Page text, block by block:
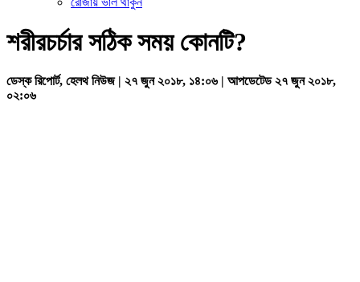
শরীরচর্চার সঠিক সময় কোনটি?
ডেস্ক রিপোর্ট, হেলথ নিউজ | ২৭ জুন ২০১৮, ১৪:০৬ | আপডেটেড ২৭ জুন ২০১৮,
০২:০৬